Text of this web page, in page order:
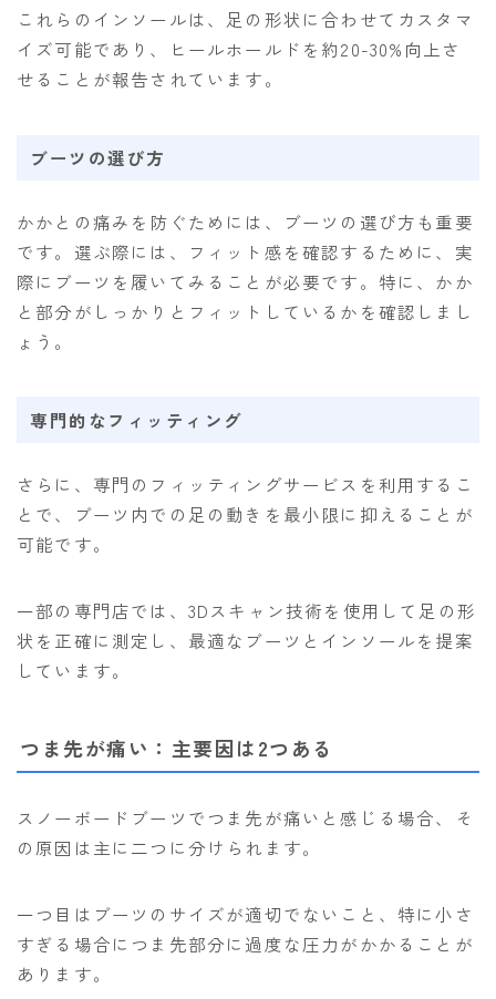
これらのインソールは、足の形状に合わせてカスタマ
イズ可能であり、ヒールホールドを約20-30%向上さ
せることが報告されています。
ブーツの選び方
かかとの痛みを防ぐためには、ブーツの選び方も重要
です。選ぶ際には、フィット感を確認するために、実
際にブーツを履いてみることが必要です。特に、かか
と部分がしっかりとフィットしているかを確認しまし
ょう。
専門的なフィッティング
さらに、専門のフィッティングサービスを利用するこ
とで、ブーツ内での足の動きを最小限に抑えることが
可能です。
一部の専門店では、3Dスキャン技術を使用して足の形
状を正確に測定し、最適なブーツとインソールを提案
しています。
つま先が痛い：主要因は2つある
スノーボードブーツでつま先が痛いと感じる場合、そ
の原因は主に二つに分けられます。
一つ目はブーツのサイズが適切でないこと、特に小さ
すぎる場合につま先部分に過度な圧力がかかることが
あります。